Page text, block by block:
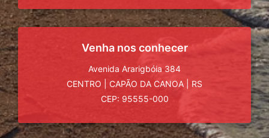
Venha nos conhecer
Avenida Ararigbóia 384
CENTRO
CAPÃO DA CANOA
RS
CEP: 95555-000